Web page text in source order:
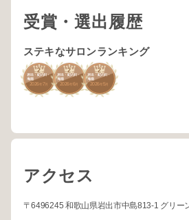
受賞・選出履歴
ステキなサロンランキング
2
岩出・紀の川・
海南
2026年 7
2
岩出・紀の川・
海南
2026年 6月
2
岩出・紀の川・
海南
2026年 5月
アクセス
〒6496245 和歌山県岩出市中島813-1 グリー